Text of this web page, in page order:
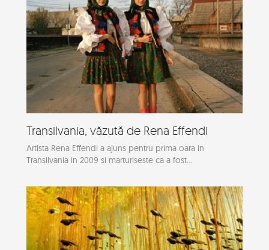
Transilvania, văzută de Rena Effendi
Artista Rena Effendi a ajuns pentru prima oara in
Transilvania in 2009 si marturiseste ca a fost...